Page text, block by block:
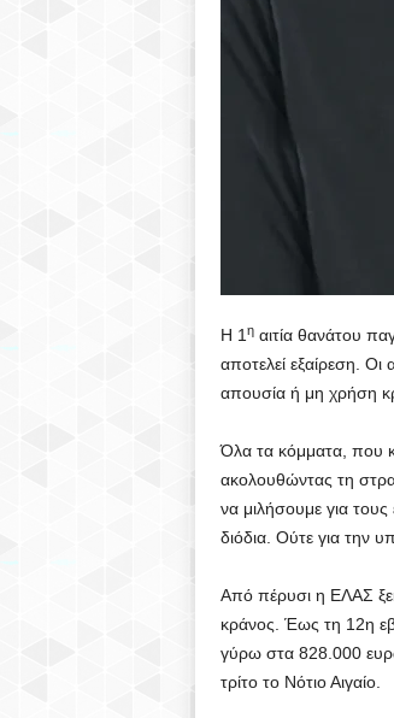
Η 1 ηαιτία θανάτου
αποτελεί εξαίρεση. Οι
απουσία ή μη χρήση
Όλα τα κόμματα, που
ακολουθώντας τη
να μιλήσουμε για τους
διόδια. Ούτε για την
Από πέρυσι η ΕΛΑΣ
κράνος. Έως τη 12η
γύρω στα 828.000
τρίτο το Νότιο Αιγαίο.